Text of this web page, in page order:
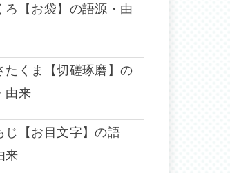
ろ【お袋】の語源・由
たくま【切磋琢磨】の
由来
じ【お目文字】の語
来